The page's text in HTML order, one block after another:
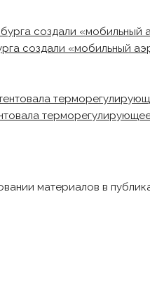
создали «мобильный
материалов в